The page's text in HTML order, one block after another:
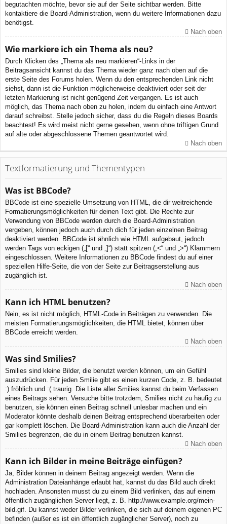
begutachten möchte, bevor sie auf der Seite sichtbar werden. Bitte
kontaktiere die Board-Administration, wenn du weitere Informationen dazu
benötigst.
Nach oben
Wie markiere ich ein Thema als neu?
Durch Klicken des „Thema als neu markieren“-Links in der
Beitragsansicht kannst du das Thema wieder ganz nach oben auf die
erste Seite des Forums holen. Wenn du den entsprechenden Link nicht
siehst, dann ist die Funktion möglicherweise deaktiviert oder seit der
letzten Markierung ist nicht genügend Zeit vergangen. Es ist auch
möglich, das Thema nach oben zu holen, indem du einfach eine Antwort
darauf schreibst. Stelle jedoch sicher, dass du die Regeln dieses Boards
beachtest! Es wird meist nicht gerne gesehen, wenn ohne triftigen Grund
auf alte oder abgeschlossene Themen geantwortet wird.
Nach oben
Textformatierung und Thementypen
Was ist BBCode?
BBCode ist eine spezielle Umsetzung von HTML, die dir weitreichende
Formatierungsmöglichkeiten für deinen Text gibt. Die Rechte zur
Verwendung von BBCode werden durch die Board-Administration
vergeben, können jedoch auch durch dich für jeden einzelnen Beitrag
deaktiviert werden. BBCode ist ähnlich wie HTML aufgebaut, jedoch
werden Tags von eckigen („[“ und „]“) statt spitzen („<“ und „>“) Klammern
eingeschlossen. Weitere Informationen zu BBCode findest du auf einer
speziellen Hilfe-Seite, die von der Seite zur Beitragserstellung aus
zugänglich ist.
Nach oben
Kann ich HTML benutzen?
Nein, es ist nicht möglich, HTML-Code in Beiträgen zu verwenden. Die
meisten Formatierungsmöglichkeiten, die HTML bietet, können über
BBCode erreicht werden.
Nach oben
Was sind Smilies?
Smilies sind kleine Bilder, die benutzt werden können, um ein Gefühl
auszudrücken. Für jeden Smilie gibt es einen kurzen Code, z. B. bedeutet
:) fröhlich und :( traurig. Die Liste aller Smilies kannst du beim Verfassen
eines Beitrags sehen. Versuche bitte trotzdem, Smilies nicht zu häufig zu
benutzen, sie können einen Beitrag schnell unlesbar machen und ein
Moderator könnte deshalb deinen Beitrag entsprechend überarbeiten oder
gar komplett löschen. Die Board-Administration kann auch die Anzahl der
Smilies begrenzen, die du in einem Beitrag benutzen kannst.
Nach oben
Kann ich Bilder in meine Beiträge einfügen?
Ja, Bilder können in deinem Beitrag angezeigt werden. Wenn die
Administration Dateianhänge erlaubt hat, kannst du das Bild auch direkt
hochladen. Ansonsten musst du zu einem Bild verlinken, das auf einem
öffentlich zugänglichen Server liegt, z. B. http://www.example.org/mein-
bild.gif. Du kannst weder Bilder verlinken, die sich auf deinem eigenen PC
befinden (außer es ist ein öffentlich zugänglicher Server), noch zu